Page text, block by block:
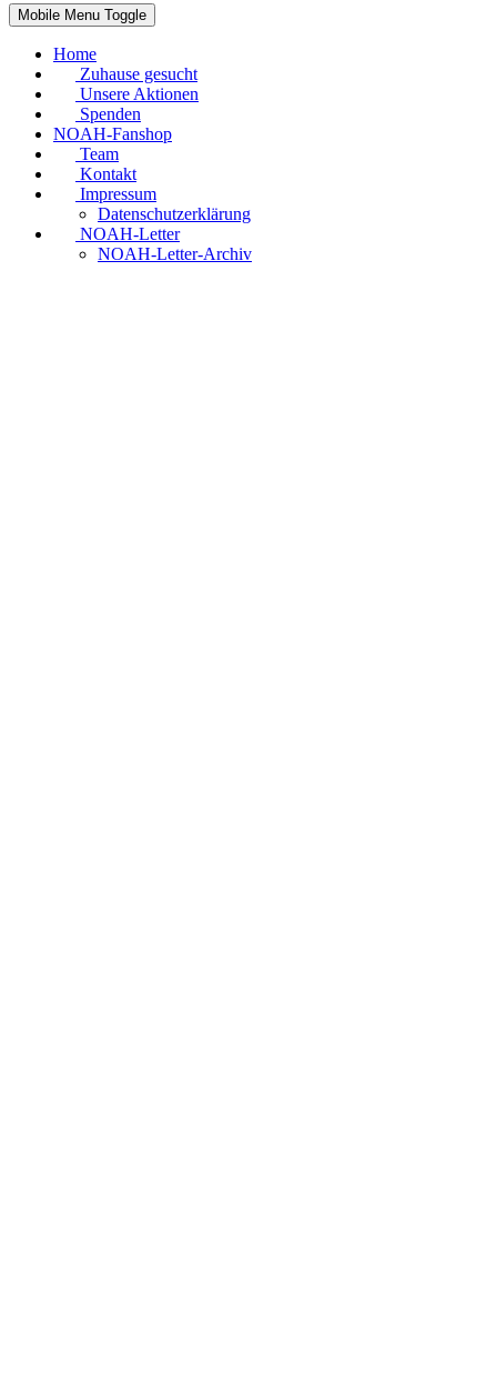
Mobile Menu Toggle
Home
Zuhause gesucht
Unsere Aktionen
Spenden
NOAH-Fanshop
Team
Kontakt
Impressum
Datenschutzerklärung
NOAH-Letter
NOAH-Letter-Archiv